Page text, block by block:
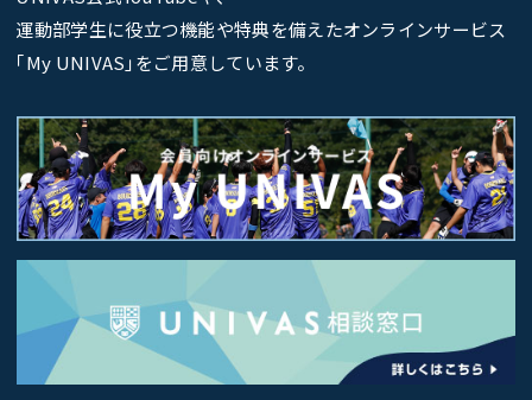
運動部学生に役立つ機能や特典を備えたオンラインサービス
｢My UNIVAS｣をご用意しています。